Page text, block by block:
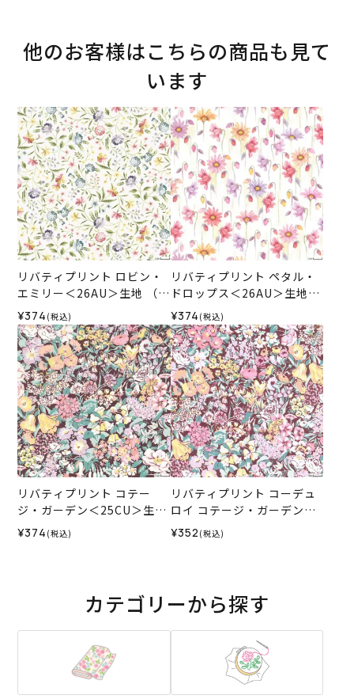
他のお客様はこちらの商品も見て
います
リバティプリント ロビン・
エミリー＜26AU＞生地 （リ
バティ・ファブリックス）2
026SS
¥374 (税込)
リバティプリント ペタル・
ドロップス＜26AU＞生地
（リバティ・ファブリック
ス）2026SS
¥374 (税込)
リバティプリント コテー
ジ・ガーデン＜25CU＞生地
（リバティ・ファブリック
ス）2025AW
¥374 (税込)
リバティプリント コーデュ
ロイ コテージ・ガーデン＜2
5C＞生地 （リバティ・ファ
ブリックス）2025AW
¥352 (税込)
カテゴリーから探す